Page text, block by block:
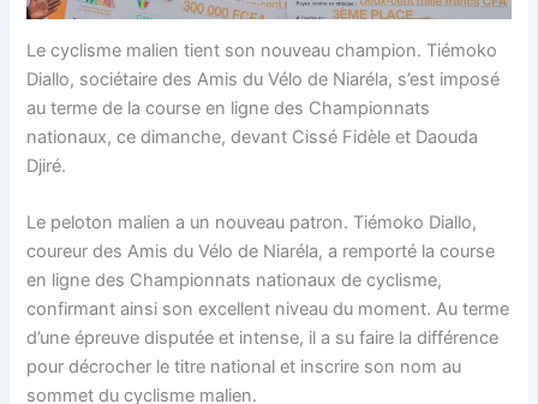
Le cyclisme malien tient son nouveau champion. Tiémoko
Diallo, sociétaire des Amis du Vélo de Niaréla, s’est imposé
au terme de la course en ligne des Championnats
nationaux, ce dimanche, devant Cissé Fidèle et Daouda
Djiré.
Le peloton malien a un nouveau patron. Tiémoko Diallo,
coureur des Amis du Vélo de Niaréla, a remporté la course
en ligne des Championnats nationaux de cyclisme,
confirmant ainsi son excellent niveau du moment. Au terme
d’une épreuve disputée et intense, il a su faire la différence
pour décrocher le titre national et inscrire son nom au
sommet du cyclisme malien.